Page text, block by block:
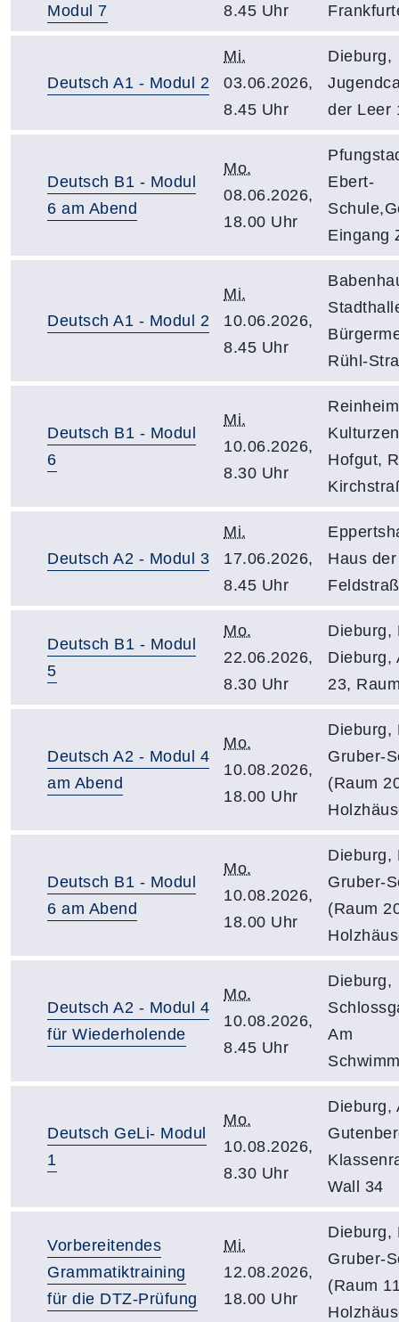
Modul 7 8.45 Uhr
Deutsch A1 - Modul 2
Mi.
03.06.2026,
8.45 Uhr
Dieburg,
der Leer
Deutsch B1 - Modul
6 am Abend
Mo.
08.06.2026,
18.00 Uhr
Ebert-
Eingang
Deutsch A1 - Modul 2
Mi.
10.06.2026,
8.45 Uhr
Rühl-
Deutsch B1 - Modul
6
Mi.
10.06.2026,
8.30 Uhr
Hofgut,
Deutsch A2 - Modul 3
Mi.
17.06.2026,
8.45 Uhr
Haus
Deutsch B1 - Modul
5
Mo.
22.06.2026,
8.30 Uhr
Dieburg,
Dieburg,
23,
Deutsch A2 - Modul 4
am Abend
Mo.
10.08.2026,
18.00 Uhr
Dieburg,
Gruber-
(Raum
Deutsch B1 - Modul
6 am Abend
Mo.
10.08.2026,
18.00 Uhr
Dieburg,
Gruber-
(Raum
Deutsch A2 - Modul 4
für Wiederholende
Mo.
10.08.2026,
8.45 Uhr
Dieburg,
Am
Deutsch GeLi- Modul
1
Mo.
10.08.2026,
8.30 Uhr
Dieburg,
Wall 34
Vorbereitendes
Grammatiktraining
für die DTZ-Prüfung
Mi.
12.08.2026,
18.00 Uhr
Dieburg,
Gruber-
(Raum